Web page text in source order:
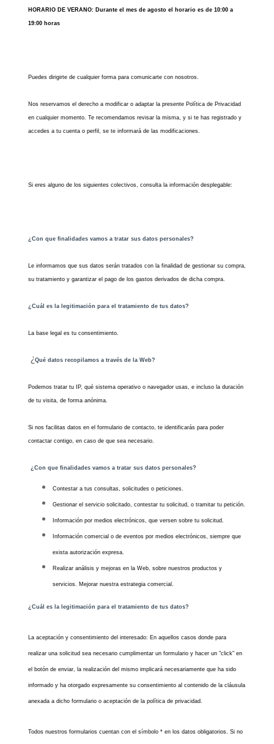
HORARIO DE VERANO: Durante el mes de agosto el horario es de 10:00 a
19:00 horas
Puedes dirigirte de cualquier forma para comunicarte con nosotros.
Nos reservamos el derecho a modificar o adaptar la presente Política de Privacidad
en cualquier momento. Te recomendamos revisar la misma, y si te has registrado y
accedes a tu cuenta o perfil, se te informará de las modificaciones.
Si eres alguno de los siguientes colectivos, consulta la información desplegable:
¿Con que finalidades vamos a tratar sus datos personales?
Le informamos que sus datos serán tratados con la finalidad de gestionar su compra,
su tratamiento y garantizar el pago de los gastos derivados de dicha compra.
¿Cuál es la legitimación para el tratamiento de tus datos?
La base legal es tu consentimiento.
¿ Qué datos recopilamos a través de la Web?
Podemos tratar tu IP, qué sistema operativo o navegador usas, e incluso la duración
de tu visita, de forma anónima.
Si nos facilitas datos en el formulario de contacto, te identificarás para poder
contactar contigo, en caso de que sea necesario.
¿Con que finalidades vamos a tratar sus datos personales?
Contestar a tus consultas, solicitudes o peticiones.
Gestionar el servicio solicitado, contestar tu solicitud, o tramitar tu petición.
Información por medios electrónicos, que versen sobre tu solicitud.
Información comercial o de eventos por medios electrónicos, siempre que
exista autorización expresa.
Realizar análisis y mejoras en la Web, sobre nuestros productos y
servicios. Mejorar nuestra estrategia comercial.
¿Cuál es la legitimación para el tratamiento de tus datos?
La aceptación y consentimiento del interesado: En aquellos casos donde para
realizar una solicitud sea necesario cumplimentar un formulario y hacer un "click" en
el botón de enviar, la realización del mismo implicará necesariamente que ha sido
informado y ha otorgado expresamente su consentimiento al contenido de la cláusula
anexada a dicho formulario o aceptación de la política de privacidad.
Todos nuestros formularios cuentan con el símbolo * en los datos obligatorios. Si no